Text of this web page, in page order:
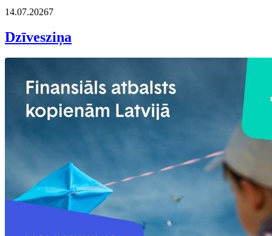
14.07.20267
Dzīvesziņa